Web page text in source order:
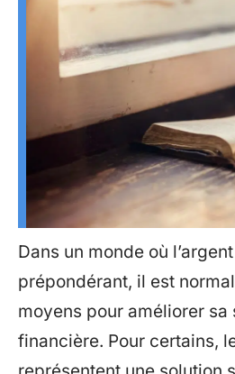
Dans un monde où
prépondérant, il est
moyens pour améliorer sa
financière. Pour certains,